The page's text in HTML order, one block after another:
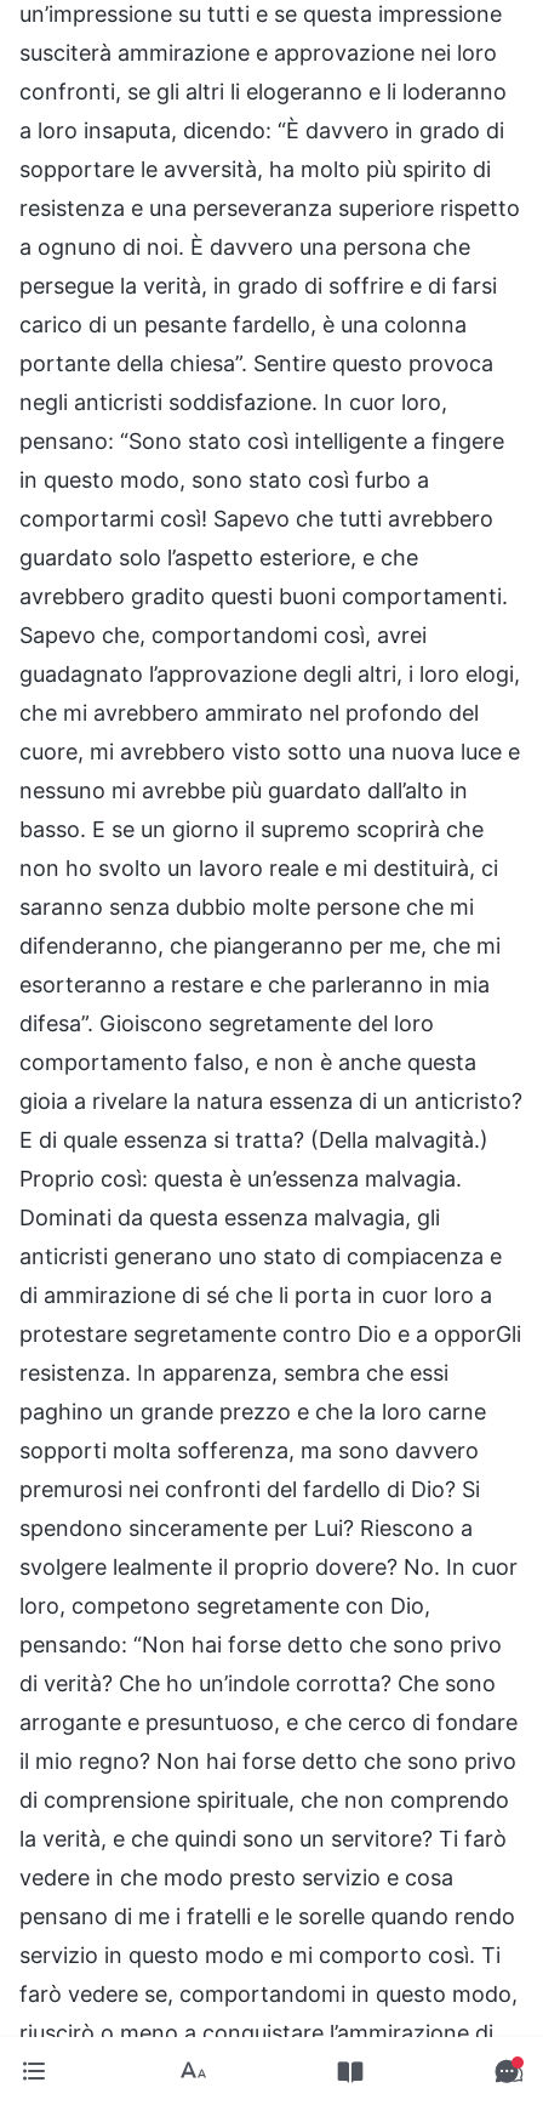
un’impressione su tutti e se questa impressione
susciterà ammirazione e approvazione nei loro
confronti, se gli altri li elogeranno e li loderanno
a loro insaputa, dicendo: “È davvero in grado di
sopportare le avversità, ha molto più spirito di
resistenza e una perseveranza superiore rispetto
a ognuno di noi. È davvero una persona che
persegue la verità, in grado di soffrire e di farsi
carico di un pesante fardello, è una colonna
portante della chiesa”. Sentire questo provoca
negli anticristi soddisfazione. In cuor loro,
pensano: “Sono stato così intelligente a fingere
in questo modo, sono stato così furbo a
comportarmi così! Sapevo che tutti avrebbero
guardato solo l’aspetto esteriore, e che
avrebbero gradito questi buoni comportamenti.
Sapevo che, comportandomi così, avrei
guadagnato l’approvazione degli altri, i loro elogi,
che mi avrebbero ammirato nel profondo del
cuore, mi avrebbero visto sotto una nuova luce e
nessuno mi avrebbe più guardato dall’alto in
basso. E se un giorno il supremo scoprirà che
non ho svolto un lavoro reale e mi destituirà, ci
saranno senza dubbio molte persone che mi
difenderanno, che piangeranno per me, che mi
esorteranno a restare e che parleranno in mia
difesa”. Gioiscono segretamente del loro
comportamento falso, e non è anche questa
gioia a rivelare la natura essenza di un anticristo?
E di quale essenza si tratta? (Della malvagità.)
Proprio così: questa è un’essenza malvagia.
Dominati da questa essenza malvagia, gli
anticristi generano uno stato di compiacenza e
di ammirazione di sé che li porta in cuor loro a
protestare segretamente contro Dio e a opporGli
resistenza. In apparenza, sembra che essi
paghino un grande prezzo e che la loro carne
sopporti molta sofferenza, ma sono davvero
premurosi nei confronti del fardello di Dio? Si
spendono sinceramente per Lui? Riescono a
svolgere lealmente il proprio dovere? No. In cuor
loro, competono segretamente con Dio,
pensando: “Non hai forse detto che sono privo
di verità? Che ho un’indole corrotta? Che sono
arrogante e presuntuoso, e che cerco di fondare
il mio regno? Non hai forse detto che sono privo
di comprensione spirituale, che non comprendo
la verità, e che quindi sono un servitore? Ti farò
vedere in che modo presto servizio e cosa
pensano di me i fratelli e le sorelle quando rendo
servizio in questo modo e mi comporto così. Ti
farò vedere se, comportandomi in questo modo,
riuscirò o meno a conquistare l’ammirazione di
un numero sempre maggiore di persone. E un